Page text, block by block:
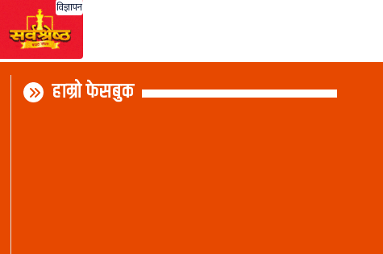
विज्ञापन
हाम्रो फेसबुक